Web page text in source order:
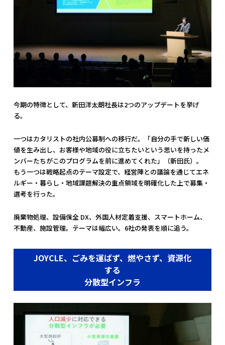
今期の特徴として、新田洋太朗社長は2つのアップデートを挙げ
る。
一つはカタリストの社内公募制への移行だ。「自分の手で新しい価
値を生み出し、お客様や地域の役に立ちたいという思いを持ったメ
ンバーたちがこのプログラムを前に進めてくれた」（新田氏）。
もう一つは戦略起点のテーマ設定で、経営陣との議論を通じてエネ
ルギー・暮らし・地域課題解決の重点領域を明確化した上で募集・
選考を行った。
廃棄物処理、設備保全 DX、外国人材定着支援、スマートホーム、
不動産、施設管理。テーマは幅広い。6社の発表を順に追う。
JOYCLE、ごみを運ばず、燃やさず、資源化
する
分散型インフラ